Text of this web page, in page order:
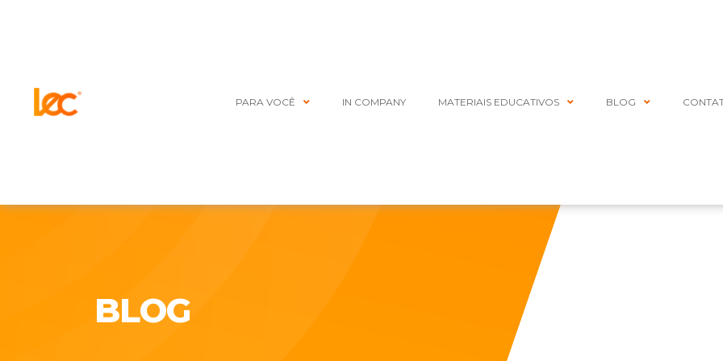
PARA VOCÊ IN COMPANY MATERIAIS EDUCATIVOS BLOG
BLOG